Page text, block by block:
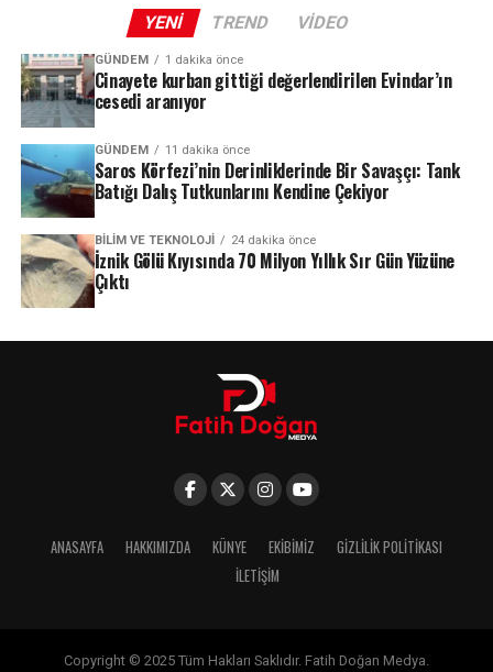
YENI TREND VIDEO
GÜNDEM 1 dakika önce
Cinayete kurban gittiği değerlendirilen Evindar’ın
cesedi aranıyor
GÜNDEM 11 dakika önce
Saros Körfezi’nin Derinliklerinde Bir Savaşçı: Tank
Batığı Dalış Tutkunlarını Kendine Çekiyor
BILIM VE TEKNOLOJI 24 dakika önce
İznik Gölü Kıyısında 70 Milyon Yıllık Sır Gün Yüzüne
Çıktı
ANASAYFA HAKKIMIZDA KÜNYE EKIBIMIZ
GIZLILIK POLITIKASI
İLETIŞIM
Copyright © 2025 Tüm Hakları Saklıdır. Fatih Doğan Medya.